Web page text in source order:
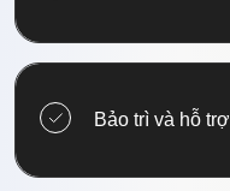
Bảo trì và hỗ trợ